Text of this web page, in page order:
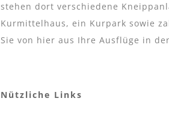
stehen dort verschiedene
Kurmittelhaus, ein Kurpark sowie
Sie von hier aus Ihre Ausflüge in
Nützliche Links